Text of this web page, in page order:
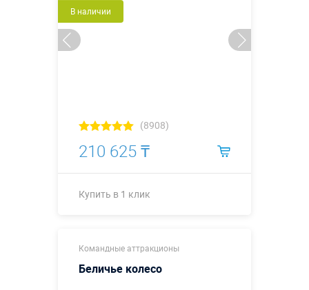
В наличии
(8908)
210 625 ₸
Купить в 1 клик
Больше деталей →
Командные аттракционы
Беличье колесо